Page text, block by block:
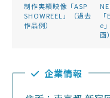
制作実績映像「ASP
SHOWREEL」（過去
作品例）
e
画）
企業情報